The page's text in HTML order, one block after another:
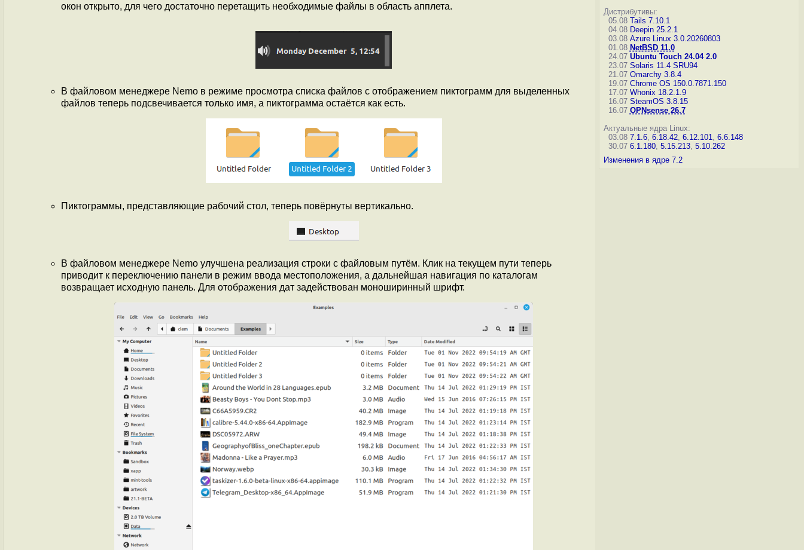
окон открыто, для чего достаточно перетащить необходимые файлы в область апплета.
В файловом менеджере Nemo в режиме просмотра списка файлов с отображением пиктограмм для выделенных
файлов теперь подсвечивается только имя, а пиктограмма остаётся как есть.
Пиктограммы, представляющие рабочий стол, теперь повёрнуты вертикально.
В файловом менеджере Nemo улучшена реализация строки с файловым путём. Клик на текущем пути теперь
приводит к переключению панели в режим ввода местоположения, а дальнейшая навигация по каталогам
возвращает исходную панель. Для отображения дат задействован моноширинный шрифт.
Дистрибутивы:
05.08 Tails 7.10.1
04.08 Deepin 25.2.1
03.08 Azure Linux 3.0.20260803
01.08 NetBSD 11.0
24.07 Ubuntu Touch 24.04 2.0
23.07 Solaris 11.4 SRU94
21.07 Omarchy 3.8.4
19.07 Chrome OS 150.0.7871.150
17.07 Whonix 18.2.1.9
16.07 SteamOS 3.8.15
16.07 OPNsense 26.7
Актуальные ядра Linux:
03.08 7.1.6, 6.18.42, 6.12.101, 6.6.148
30.07 6.1.180, 5.15.213, 5.10.262
Изменения в ядре 7.2